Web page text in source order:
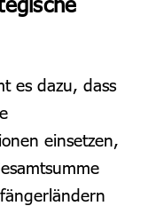
es dazu, dass
einsetzen,